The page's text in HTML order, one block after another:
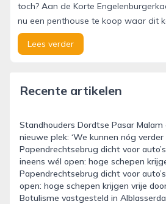
toch? Aan de Korte
nu een penthouse te koop waar dit
Lees verder
Recente artikelen
Standhouders Dordtse Pasar
nieuwe plek: ‘We kunnen nóg verder
Papendrechtsebrug dicht voor
ineens wél open: hoge schepen
Papendrechtsebrug dicht voor
open: hoge schepen krijgen vrije
Botulisme vastgesteld in